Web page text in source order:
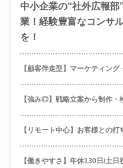
中小企業の“社外広報
業！経験豊富なコンサ
を！
【顧客伴走型】マーケティン
【強み◎】戦略立案から制作・
【リモート中心】お客様との
【働きやすさ】年休130日/土